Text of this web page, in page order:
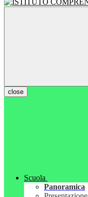
close
Scuola
Panoramica